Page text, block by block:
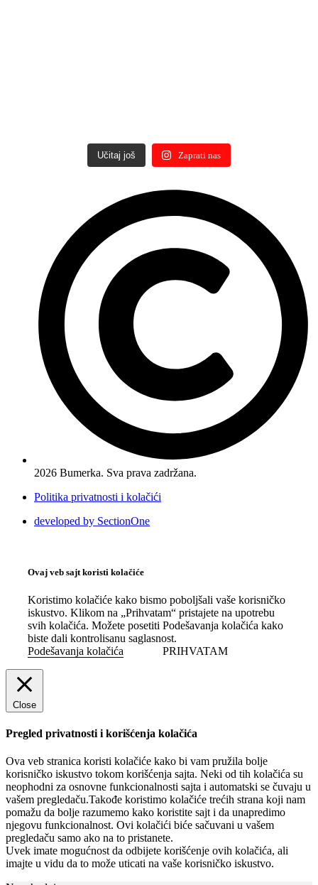
Učitaj još Zaprati nas
2026 Bumerka. Sva prava zadržana.
Politika privatnosti i kolačići
developed by SectionOne
Ovaj veb sajt koristi kolačiće
Koristimo kolačiće kako bismo poboljšali vaše korisničko
iskustvo. Klikom na „Prihvatam“ pristajete na upotrebu
svih kolačića. Možete posetiti Podešavanja kolačića kako
biste dali kontrolisanu saglasnost.
Podešavanja kolačića
PRIHVATAM
Close
Pregled privatnosti i korišćenja kolačića
Ova veb stranica koristi kolačiće kako bi vam pružila bolje
korisničko iskustvo tokom korišćenja sajta. Neki od tih kolačića su
neophodni za osnovne funkcionalnosti sajta i automatski se čuvaju u
vašem pregledaču.Takođe koristimo kolačiće trećih strana koji nam
pomažu da bolje razumemo kako koristite sajt i da unapredimo
njegovu funkcionalnost. Ovi kolačići biće sačuvani u vašem
pregledaču samo ako na to pristanete.
Uvek imate mogućnost da odbijete korišćenje ovih kolačića, ali
imajte u vidu da to može uticati na vaše korisničko iskustvo.